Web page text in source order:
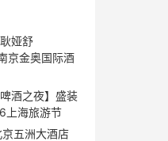
娅舒
京金奥国际酒
酒之夜】盛装
上海旅游节
五洲大酒店